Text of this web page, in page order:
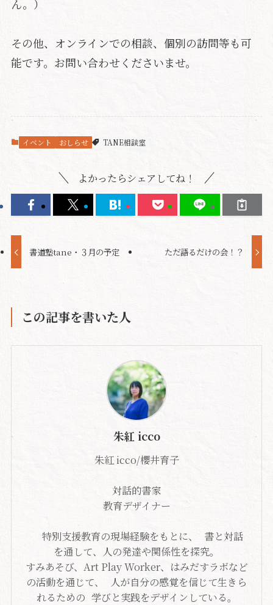
ん。）
その他、オンラインでの相談、個別の訪問等も可
能です。お問い合わせくださいませ。
イベント おしらせ TANE相談室
よかったらシェアしてね！
書道塾tane・３月の予定 ただ語るだけの会！？
この記事を書いた人
朱紅 icco
朱紅 icco/櫻井育子
対話的書家
教育デザイナー
特別支援教育の現場経験をもとに、 書と対話
を通して、人の発達や関係性を探究。
すみあそび、Art Play Worker、はみだすラボなど
の活動を通じて、 人が自分の感覚を信じて生きら
れるための 学びと実践をデザインしている。